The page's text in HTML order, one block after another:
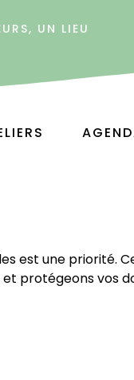
UN LIEU S
est une priorité.
protégeons vos